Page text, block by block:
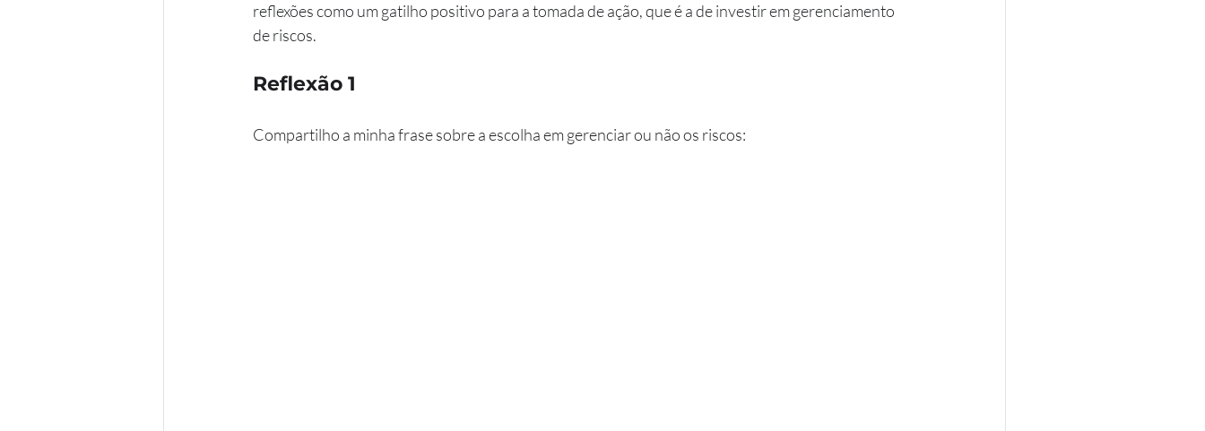
reflexões como um gatilho positivo para a tomada de ação, que é a de investir em gerenciamento
de riscos.
Reflexão 1
Compartilho a minha frase sobre a escolha em gerenciar ou não os riscos: